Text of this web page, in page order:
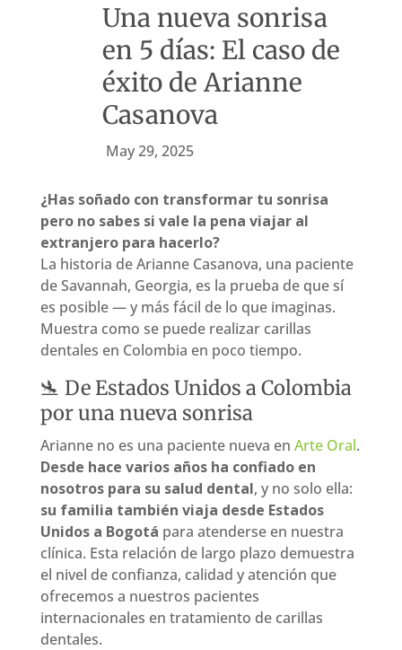
Una nueva sonrisa
en 5 días: El caso de
éxito de Arianne
Casanova
May 29, 2025
¿Has soñado con transformar tu sonrisa
pero no sabes si vale la pena viajar al
extranjero para hacerlo?
La historia de Arianne Casanova, una paciente
de Savannah, Georgia, es la prueba de que sí
es posible — y más fácil de lo que imaginas.
Muestra como se puede realizar carillas
dentales en Colombia en poco tiempo.
🛬 De Estados Unidos a Colombia
por una nueva sonrisa
Arianne no es una paciente nueva en Arte Oral.
Desde hace varios años ha confiado en
nosotros para su salud dental, y no solo ella:
su familia también viaja desde Estados
Unidos a Bogotá para atenderse en nuestra
clínica. Esta relación de largo plazo demuestra
el nivel de confianza, calidad y atención que
ofrecemos a nuestros pacientes
internacionales en tratamiento de carillas
dentales.